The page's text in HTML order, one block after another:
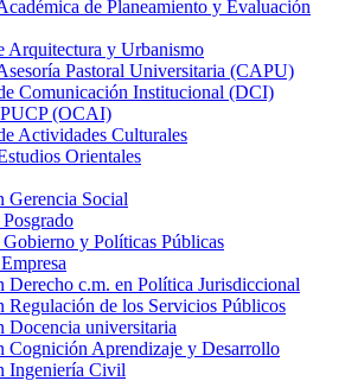
de Planeamiento y Evaluación
Arquitectura y Urbanismo
Pastoral Universitaria (CAPU)
Comunicación Institucional (DCI)
(OCAI)
Actividades Culturales
Orientales
Gerencia Social
Gobierno y Políticas Públicas
Derecho c.m. en Política Jurisdiccional
Regulación de los Servicios Públicos
Docencia universitaria
Cognición Aprendizaje y Desarrollo
Ingeniería Civil